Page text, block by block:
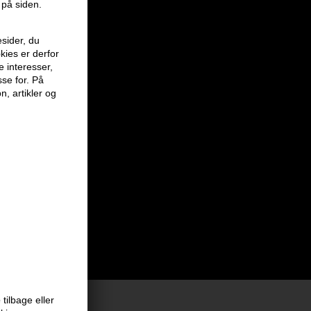
siden.
du
er derfor
interesser,
for. På
artikler og
tilbage eller